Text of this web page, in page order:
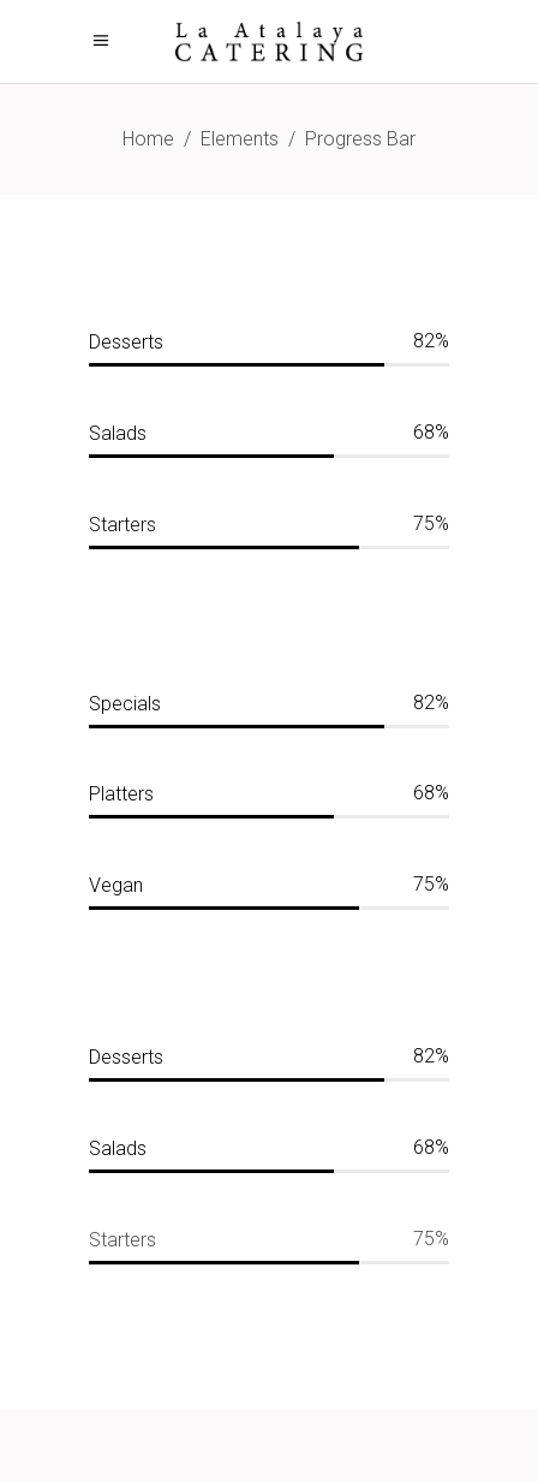
Home / Elements / Progress Bar
Desserts 82
Salads 68
Starters 75
Specials 82
Platters 68
Vegan 75
Desserts 82
Salads 68
Starters 75